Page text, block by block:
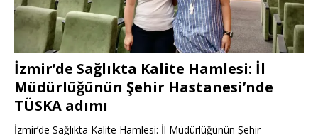
İzmir’de Sağlıkta Kalite Hamlesi: İl
Müdürlüğünün Şehir Hastanesi’nde
TÜSKA adımı
İzmir’de Sağlıkta Kalite Hamlesi: İl Müdürlüğünün Şehir